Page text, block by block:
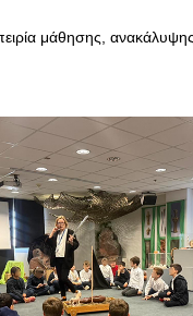
μάθησης,